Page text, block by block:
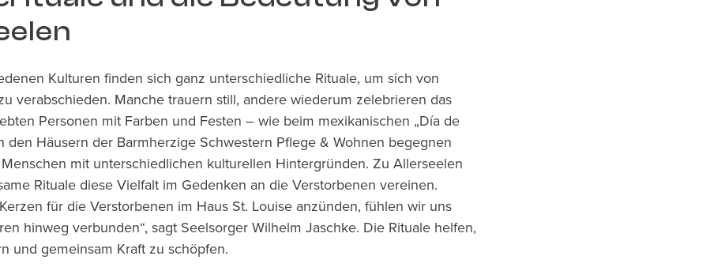
Kulturen finden sich ganz unterschiedliche Rituale, um sich von
verabschieden. Manche trauern still, andere wiederum zelebrieren das
Personen mit Farben und Festen – wie beim mexikanischen „Día de
den Häusern der Barmherzige Schwestern Pflege & Wohnen begegnen
mit unterschiedlichen kulturellen Hintergründen. Zu Allerseelen
Rituale diese Vielfalt im Gedenken an die Verstorbenen vereinen.
für die Verstorbenen im Haus St. Louise anzünden, fühlen wir uns
hinweg verbunden“, sagt Seelsorger Wilhelm Jaschke. Die Rituale helfen,
und gemeinsam Kraft zu schöpfen.